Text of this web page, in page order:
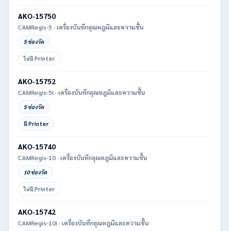
AKO-15750
CAMRegis-5 · เครื่องบันทึกอุณหภูมิและความชื้น
5 ช่องวัด
ไม่มี Printer
AKO-15752
CAMRegis-5i · เครื่องบันทึกอุณหภูมิและความชื้น
5 ช่องวัด
มี Printer
AKO-15740
CAMRegis-10 · เครื่องบันทึกอุณหภูมิและความชื้น
10 ช่องวัด
ไม่มี Printer
AKO-15742
CAMRegis-10i · เครื่องบันทึกอุณหภูมิและความชื้น